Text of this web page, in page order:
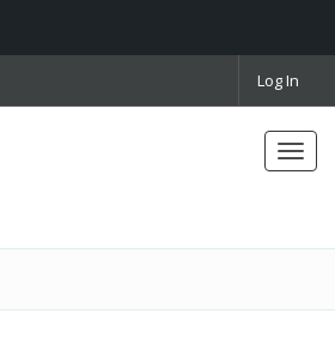
Log In